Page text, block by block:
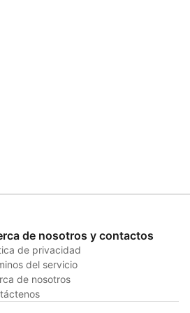
de nosotros y contactos
de privacidad
del servicio
de nosotros